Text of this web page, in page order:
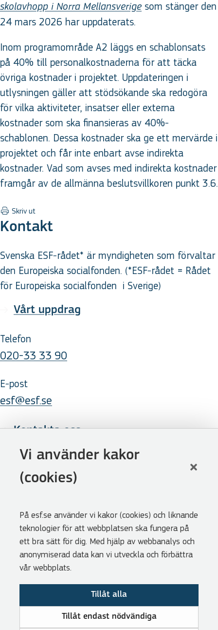
Vi använder kakor
(cookies)
På esf.se använder vi kakor (cookies) och liknande
teknologier för att webbplatsen ska fungera på
ett bra sätt för dig. Med hjälp av webbanalys och
anonymiserad data kan vi utveckla och förbättra
vår webbplats.
Tillåt alla
Tillåt endast nödvändiga
skolavhopp i Norra Mellansverige som stänger den
24 mars 2026 har uppdaterats.
Inom programområde A2 läggs en schablonsats
på 40% till personalkostnaderna för att täcka
övriga kostnader i projektet. Uppdateringen i
utlysningen gäller att stödsökande ska redogöra
för vilka aktiviteter, insatser eller externa
kostnader som ska finansieras av 40%-
schablonen. Dessa kostnader ska ge ett mervärde i
projektet och får inte enbart avse indirekta
kostnader. Vad som avses med indirekta kostnader
framgår av de allmänna beslutsvillkoren punkt 3.6.
Skriv ut
Kontakt
Svenska ESF-rådet* är myndigheten som förvaltar
den Europeiska socialfonden. (*ESF-rådet = Rådet
för Europeiska socialfonden i Sverige)
Vårt uppdrag
Telefon
020-33 33 90
E-post
esf@esf.se
Kontakta oss
Följ oss
LinkedIn
Nyhetsbrev
Genvägar
Webbshoppen